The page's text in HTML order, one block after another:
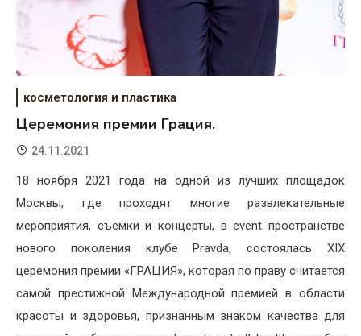
косметология и пластика
Церемония премии Грация.
24.11.2021
18 ноября 2021 года на одной из лучших площадок
Москвы, где проходят многие развлекательные
мероприятия, съемки и концерты, в event пространстве
нового поколения клубе Pravda, состоялась ХIX
церемония премии «ГРАЦИЯ», которая по праву считается
самой престижной Международной премией в области
красоты и здоровья, признанным знаком качества для